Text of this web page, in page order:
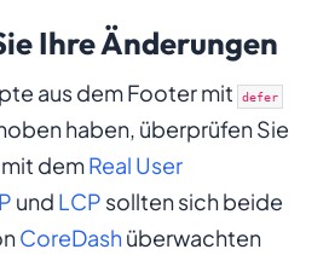
Ihre Änderungen
aus dem Footer mit defer
haben, überprüfen Sie
demReal User
und LCP sollten sich beide
CoreDashüberwachten